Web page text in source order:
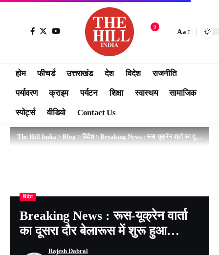
9
Aa
होम फीचर्ड उत्तराखंड देश विदेश राजनीति
पर्यावरण क्राइम पर्यटन शिक्षा स्वास्थय सामाजिक
स्पोर्ट्स वीडियो Contact Us
The Hill India>Blog>विदेश>Breaking News : रूस-यूक्रेन वार्ता का दूसरा दौर बेलारूस में शुरू हुआ…
विदेश
Breaking News : रूस-यूक्रेन वार्ता
का दूसरा दौर बेलारूस में शुरू हुआ…
Rajesh Dabral